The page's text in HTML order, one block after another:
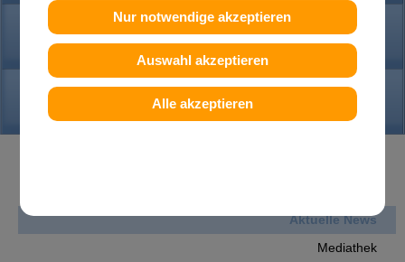
Nur notwendige akzeptieren
Auswahl akzeptieren
Alle akzeptieren
PRAXIS
KONTAKT
Aktuelle News
Mediathek